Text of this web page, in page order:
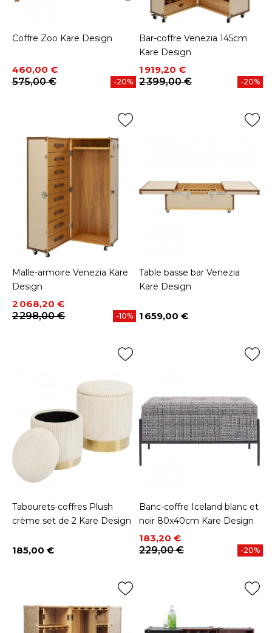
Coffre Zoo Kare Design
Prix
460,00 €
Prix de base
575,00 €
-20%
Bar-coffre Venezia 145cm
Kare Design
Prix
1 919,20 €
Prix de base
2 399,00 €
-20%
Malle-armoire Venezia Kare
Design
Prix
2 068,20 €
Prix de base
2 298,00 €
-10%
Table basse bar Venezia
Kare Design
Prix
1 659,00 €
Tabourets-coffres Plush
crème set de 2 Kare Design
Prix
185,00 €
Banc-coffre Iceland blanc et
noir 80x40cm Kare Design
Prix
183,20 €
Prix de base
229,00 €
-20%